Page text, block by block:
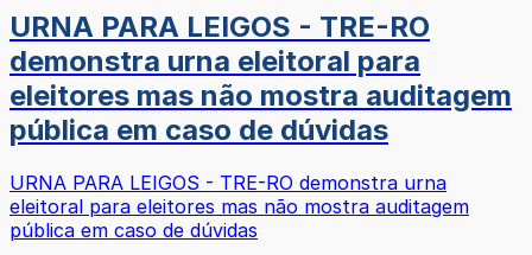
URNA PARA LEIGOS - TRE-RO
demonstra urna eleitoral para
eleitores mas não mostra auditagem
pública em caso de dúvidas
URNA PARA LEIGOS - TRE-RO demonstra urna
eleitoral para eleitores mas não mostra auditagem
pública em caso de dúvidas